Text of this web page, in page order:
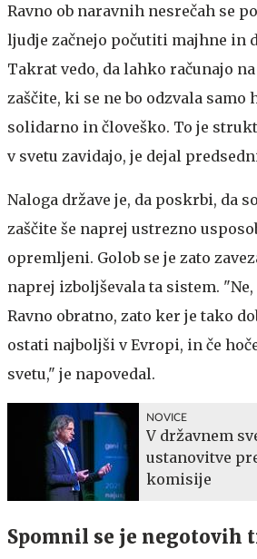
Ravno ob naravnih nesrečah se
ljudje začnejo počutiti majhne in
Takrat vedo, da lahko računajo
zaščite, ki se ne bo odzvala
solidarno in človeško. To je
v svetu zavidajo, je dejal
Naloga države je, da poskrbi, da
zaščite še naprej ustrezno
opremljeni. Golob se je zato
naprej izboljševala ta sistem.
Ravno obratno, zato ker je tako
ostati najboljši v Evropi, in če
svetu," je napovedal.
NOVICE
V državnem
ustanovitve
komisije
Spomnil se je negotovih